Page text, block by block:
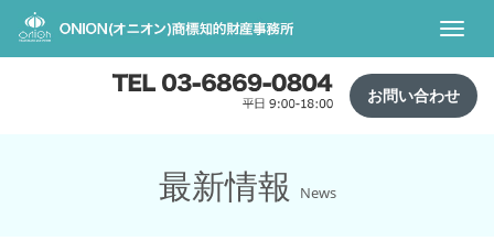
お問い合わせ
最新情報 News